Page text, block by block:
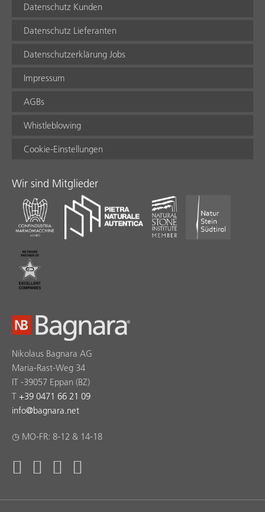
Datenschutz Kunden
Datenschutz Lieferanten
Datenschutzerklärung Jobs
Impressum
AGBs
Whistleblowing
Cookie-Einstellungen
Wir sind Mitglieder
Nikolaus Bagnara AG
Maria-Rast-Weg 34
IT -39057 Eppan (BZ)
T +39 0471 66 21 09
info@bagnara.net
◷ MO-FR: 8-12 & 14-18